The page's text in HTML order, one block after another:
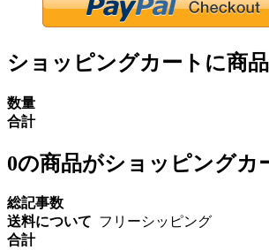
ショッピングカートに商
数量
合計
0の商品がショッピングカ
総記事数
送料について フリーシッピング
合計